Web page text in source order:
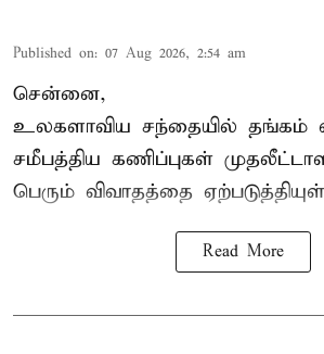
Published on: 07 Aug 2026, 2:54 am
சென்னை,
உலகளாவிய சந்தையில் தங்கம்
சமீபத்திய கணிப்புகள்
பெரும் விவாதத்தை
Read More